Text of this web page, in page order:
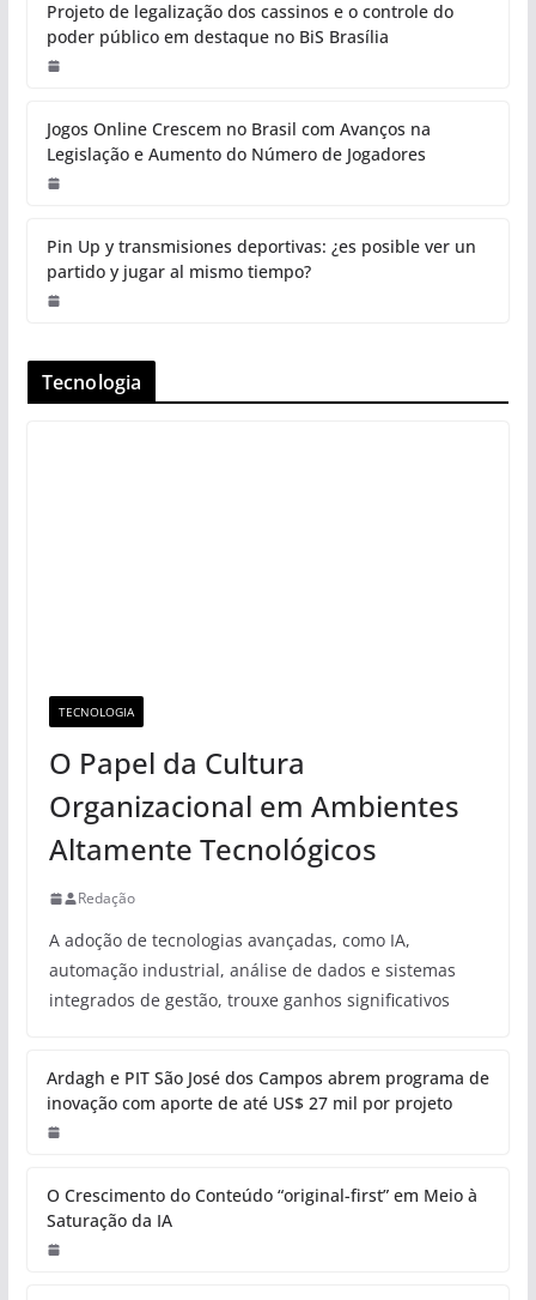
Projeto de legalização dos cassinos e o controle do
poder público em destaque no BiS Brasília
Jogos Online Crescem no Brasil com Avanços na
Legislação e Aumento do Número de Jogadores
Pin Up y transmisiones deportivas: ¿es posible ver un
partido y jugar al mismo tiempo?
Tecnologia
TECNOLOGIA
O Papel da Cultura
Organizacional em Ambientes
Altamente Tecnológicos
Redação
A adoção de tecnologias avançadas, como IA,
automação industrial, análise de dados e sistemas
integrados de gestão, trouxe ganhos significativos
Ardagh e PIT São José dos Campos abrem programa de
inovação com aporte de até US$ 27 mil por projeto
O Crescimento do Conteúdo “original-first” em Meio à
Saturação da IA